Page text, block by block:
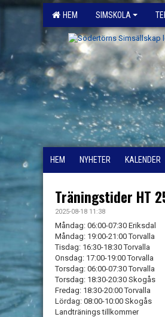
HEM SIMSKOLA
HEM NYHETER KALENDER
Träningstider HT
2025-08-18 11:38
Måndag: 06:00-07:30 Eriksdal
Måndag: 19:00-21:00 Torvalla
Tisdag: 16:30-18:30 Torvalla
Onsdag: 17:00-19:00 Torvalla
Torsdag: 06:00-07:30 Torvalla
Torsdag: 18:30-20:30 Skogås
Fredag: 18:30-20:00 Torvalla
Lördag: 08:00-10:00 Skogås
Landtränings tillkommer